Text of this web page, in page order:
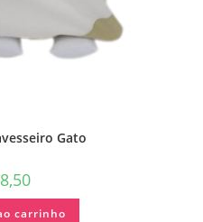
Gato
carrinho